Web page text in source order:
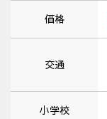
価格
交通
小学校